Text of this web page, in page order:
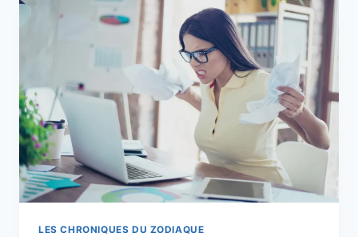
7
CHOSES
QUE
DEVRIEZ
FAIRE
DÉSORMAIS
LES CHRONIQUES DU ZODIAQUE